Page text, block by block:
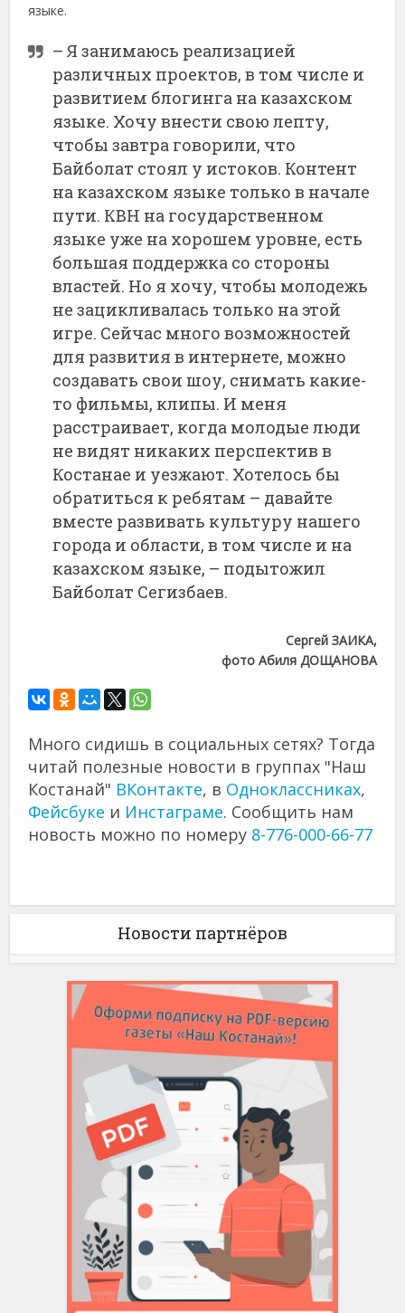
языке.
– Я занимаюсь реализацией
различных проектов, в том числе и
развитием блогинга на казахском
языке. Хочу внести свою лепту,
чтобы завтра говорили, что
Байболат стоял у истоков. Контент
на казахском языке только в начале
пути. КВН на государственном
языке уже на хорошем уровне, есть
большая поддержка со стороны
властей. Но я хочу, чтобы молодежь
не зацикливалась только на этой
игре. Сейчас много возможностей
для развития в интернете, можно
создавать свои шоу, снимать какие-
то фильмы, клипы. И меня
расстраивает, когда молодые люди
не видят никаких перспектив в
Костанае и уезжают. Хотелось бы
обратиться к ребятам – давайте
вместе развивать культуру нашего
города и области, в том числе и на
казахском языке, – подытожил
Байболат Сегизбаев.
Сергей ЗАИКА,
фото Абиля ДОЩАНОВА
Много сидишь в социальных сетях? Тогда
читай полезные новости в группах "Наш
Костанай" ВКонтакте, в Одноклассниках,
Фейсбуке и Инстаграме. Сообщить нам
новость можно по номеру 8-776-000-66-77
Новости партнёров